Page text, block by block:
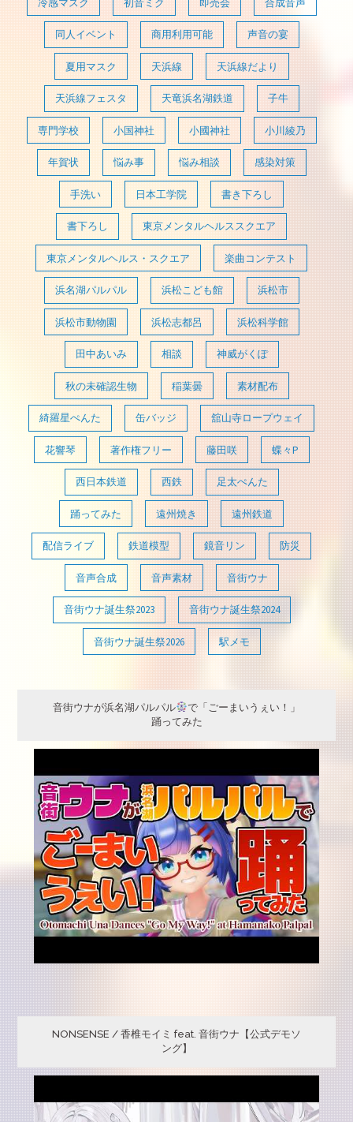
同人イベント 商用利用可能 声音の宴
夏用マスク 天浜線 天浜線だより
天浜線フェスタ 天竜浜名湖鉄道 子牛
専門学校 小国神社 小國神社 小川綾乃
年賀状 悩み事 悩み相談 感染対策
手洗い 日本工学院 書き下ろし
書下ろし 東京メンタルヘルススクエア
東京メンタルヘルス・スクエア 楽曲コンテスト
浜名湖パルパル 浜松こども館 浜松市
浜松市動物園 浜松志都呂 浜松科学館
田中あいみ 相談 神威がくぽ
秋の未確認生物 稲葉曇 素材配布
綺羅星ぺんた 缶バッジ 舘山寺ロープウェイ
花響琴 著作権フリー 藤田咲 蝶々P
西日本鉄道 西鉄 足太ぺんた
踊ってみた 遠州焼き 遠州鉄道
配信ライブ 鉄道模型 鏡音リン 防災
音声合成 音声素材 音街ウナ
音街ウナ誕生祭2023 音街ウナ誕生祭2024
音街ウナ誕生祭2026 駅メモ
音街ウナが浜名湖パルパル
で「ごーまいうぇい！」
踊ってみた
NONSENSE / 香椎モイミ feat. 音街ウナ【公式デモソ
ング】